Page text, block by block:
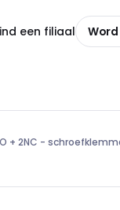
een filiaal
+ 2NC -